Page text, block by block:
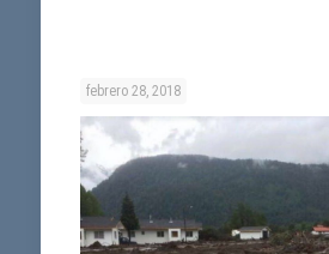
febrero 28, 2018